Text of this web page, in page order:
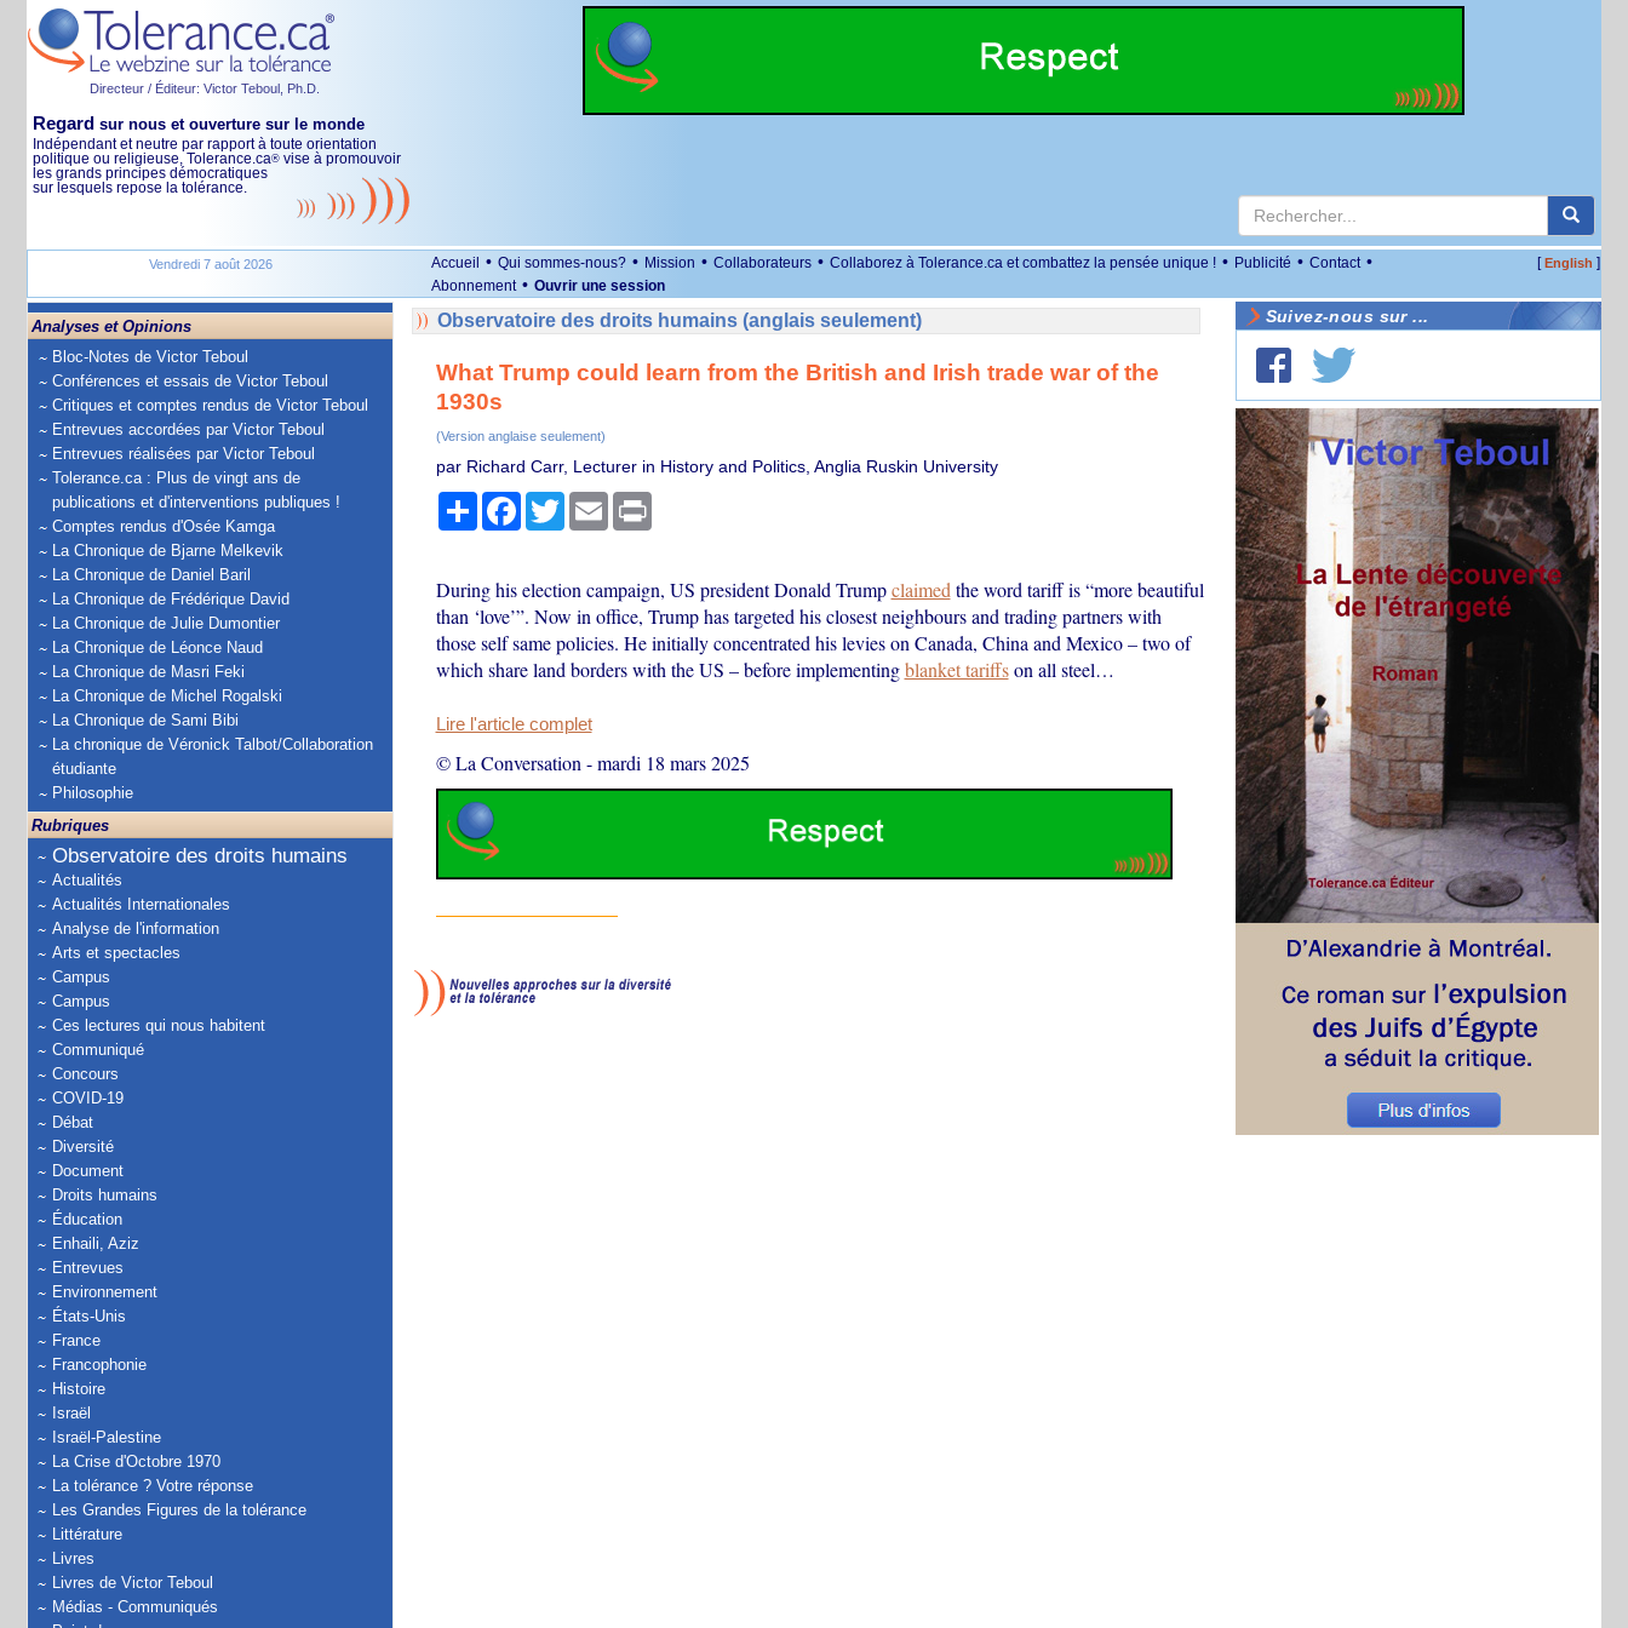
Directeur / Éditeur: Victor Teboul, Ph.D.
Regard sur nous et ouverture sur le monde
Indépendant et neutre par rapport à toute orientation
politique ou religieuse, Tolerance.ca® vise à promouvoir
les grands principes démocratiques
sur lesquels repose la tolérance.
Vendredi 7 août 2026 Accueil • Qui sommes-nous? • Mission • Collaborateurs • Collaborez à Tolerance.ca et combattez la pensée unique ! • Publicité • Contact •
Abonnement • Ouvrir une session
[English ]
Analyses et Opinions
Bloc-Notes de Victor Teboul
Conférences et essais de Victor Teboul
Critiques et comptes rendus de Victor Teboul
Entrevues accordées par Victor Teboul
Entrevues réalisées par Victor Teboul
Tolerance.ca : Plus de vingt ans de
publications et d'interventions publiques !
Comptes rendus d'Osée Kamga
La Chronique de Bjarne Melkevik
La Chronique de Daniel Baril
La Chronique de Frédérique David
La Chronique de Julie Dumontier
La Chronique de Léonce Naud
La Chronique de Masri Feki
La Chronique de Michel Rogalski
La Chronique de Sami Bibi
La chronique de Véronick Talbot/Collaboration
étudiante
Philosophie
Rubriques
Observatoire des droits humains
Actualités
Actualités Internationales
Analyse de l'information
Arts et spectacles
Campus
Campus
Ces lectures qui nous habitent
Communiqué
Concours
COVID-19
Débat
Diversité
Document
Droits humains
Éducation
Enhaili, Aziz
Entrevues
Environnement
États-Unis
France
Francophonie
Histoire
Israël
Israël-Palestine
La Crise d'Octobre 1970
La tolérance ? Votre réponse
Les Grandes Figures de la tolérance
Littérature
Livres
Livres de Victor Teboul
Médias - Communiqués
Observatoire des droits humains (anglais seulement)
What Trump could learn from the British and Irish trade war of the
1930s
(Version anglaise seulement)
par Richard Carr, Lecturer in History and Politics, Anglia Ruskin University
PartagerFacebook
TwitterEmail Print
During his election campaign, US president Donald Trumpclaimed the word tariff is “more beautiful
than ‘love’”. Now in office, Trump has targeted his closest neighbours and trading partners with
those self same policies. He initially concentrated his levies on Canada, China and Mexico – two of
which share land borders with the US – before implementingblanket tariffson all steel…
Lire l'article complet
© La Conversation -mardi 18 mars 2025
Suivez-nous sur ...